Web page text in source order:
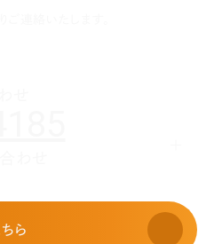
せ
合わせ
ら